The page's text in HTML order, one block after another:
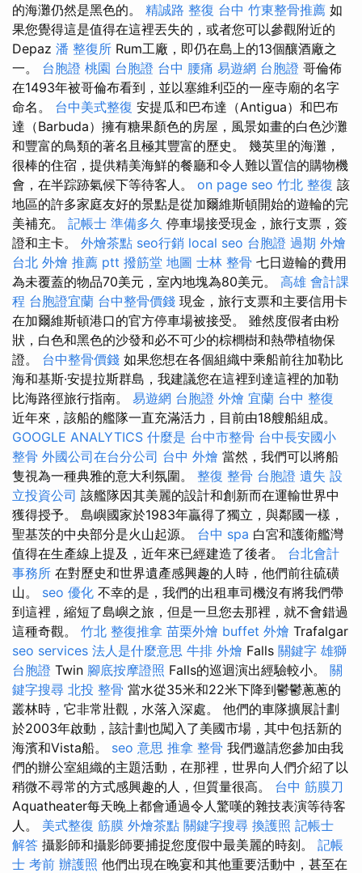
的海灘仍然是黑色的。 精誠路 整復 台中 竹東整骨推薦 如
果您覺得這是值得在這裡丟失的，或者您可以參觀附近的
Depaz 潘 整復所 Rum工廠，即仍在島上的13個釀酒廠之
一。 台胞證 桃園 台胞證 台中 腰痛 易遊網 台胞證 哥倫佈
在1493年被哥倫布看到，並以塞維利亞的一座寺廟的名字
命名。 台中美式整復 安提瓜和巴布達（Antigua）和巴布
達（Barbuda）擁有糖果顏色的房屋，風景如畫的白色沙灘
和豐富的鳥類的著名且極其豐富的歷史。 幾英里的海灘，
很棒的住宿，提供精美海鮮的餐廳和令人難以置信的購物機
會，在半踪跡氣候下等待客人。 on page seo 竹北 整復 該
地區的許多家庭友好的景點是從加爾維斯頓開始的遊輪的完
美補充。 記帳士 準備多久 停車場接受現金，旅行支票，簽
證和主卡。 外燴茶點 seo行銷 local seo 台胞證 過期 外燴
台北 外燴 推薦 ptt 撥筋堂 地圖 士林 整骨 七日遊輪的費用
為未覆蓋的物品70美元，室內地塊為80美元。 高雄 會計課
程 台胞證宜蘭 台中整骨價錢 現金，旅行支票和主要信用卡
在加爾維斯頓港口的官方停車場被接受。 雖然度假者由粉
狀，白色和黑色的沙發和必不可少的棕櫚樹和熱帶植物保
證。 台中整骨價錢 如果您想在各個組織中乘船前往加勒比
海和基斯·安提拉斯群島，我建議您在這裡到達這裡的加勒
比海路徑旅行指南。 易遊網 台胞證 外燴 宜蘭 台中 整復
近年來，該船的艦隊一直充滿活力，目前由18艘船組成。
GOOGLE ANALYTICS 什麼是 台中市整骨 台中長安國小
整骨 外國公司在台分公司 台中 外燴 當然，我們可以將船
隻視為一種典雅的意大利氛圍。 整復 整骨 台胞證 遺失 設
立投資公司 該艦隊因其美麗的設計和創新而在運輸世界中
獲得授予。 島嶼國家於1983年贏得了獨立，與鄰國一樣，
聖基茨的中央部分是火山起源。 台中 spa 白宮和護衛艦灣
值得在生產線上提及，近年來已經建造了後者。 台北會計
事務所 在對歷史和世界遺產感興趣的人時，他們前往硫磺
山。 seo 優化 不幸的是，我們的出租車司機沒有將我們帶
到這裡，縮短了島嶼之旅，但是一旦您去那裡，就不會錯過
這種奇觀。 竹北 整復推拿 苗栗外燴 buffet 外燴 Trafalgar
seo services 法人是什麼意思 牛排 外燴 Falls 關鍵字 雄獅
台胞證 Twin 腳底按摩證照 Falls的巡迴演出經驗較小。 關
鍵字搜尋 北投 整骨 當水從35米和22米下降到鬱鬱蔥蔥的
叢林時，它非常壯觀，水落入深處。 他們的車隊擴展計劃
於2003年啟動，該計劃也闖入了美國市場，其中包括新的
海濱和Vista船。 seo 意思 推拿 整骨 我們邀請您參加由我
們的辦公室組織的主題活動，在那裡，世界向人們介紹了以
稍微不尋常的方式感興趣的人，但質量很高。 台中 筋膜刀
Aquatheater每天晚上都會通過令人驚嘆的雜技表演等待客
人。 美式整復 筋膜 外燴茶點 關鍵字搜尋 換護照 記帳士
解答 攝影師和攝影師要捕捉您度假中最美麗的時刻。 記帳
士 考前 辦護照 他們出現在晚宴和其他重要活動中，甚至在